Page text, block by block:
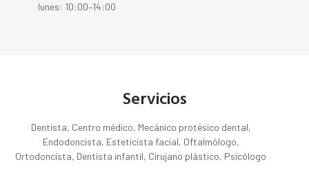
lunes: 10:00–14:00
Servicios
Dentista, Centro médico, Mecánico protésico dental,
Endodoncista, Esteticista facial, Oftalmólogo,
Ortodoncista, Dentista infantil, Cirujano plástico, Psicólogo